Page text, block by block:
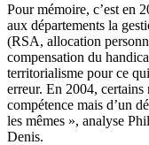
Pour mémoire, c’est en
aux départements la
(RSA, allocation
compensation du
territorialisme pour ce
erreur. En 2004, certains
compétence mais d’un
les mêmes », analyse
Denis.